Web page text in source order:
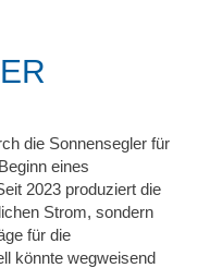
die Sonnensegler für
eines
2023 produziert die
Strom, sondern
für die
könnte wegweisend